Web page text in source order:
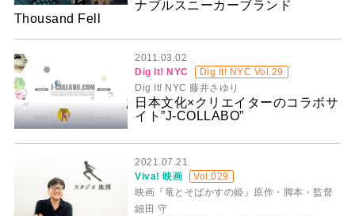
ナブルスニーカーブランド
Thousand Fell​​
2011.03.02
Dig It! NYC
Dig It! NYC Vol.29
Dig It! NYC 藤井さゆり
日本文化×クリエイターのコラボサ
イト”J-COLLABO”
2021.07.21
Viva! 映画
Vol.029
映画『竜とそばかすの姫』原作・脚本・監督
細田 守